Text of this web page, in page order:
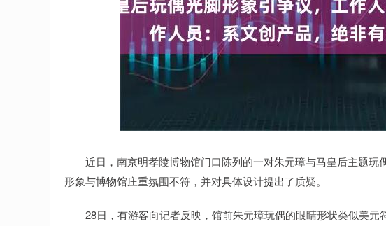
近日，南京明孝陵博物馆门口陈列的一对朱元璋与马皇后主题玩
形象与博物馆庄重氛围不符，并对具体设计提出了质疑。
28日，有游客向记者反映，馆前朱元璋玩偶的眼睛形状类似美元